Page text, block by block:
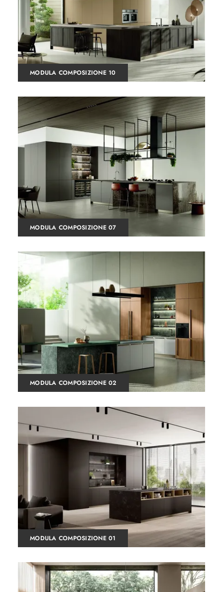
MODULA COMPOSIZIONE 10
MODULA COMPOSIZIONE 07
MODULA COMPOSIZIONE 02
MODULA COMPOSIZIONE 01